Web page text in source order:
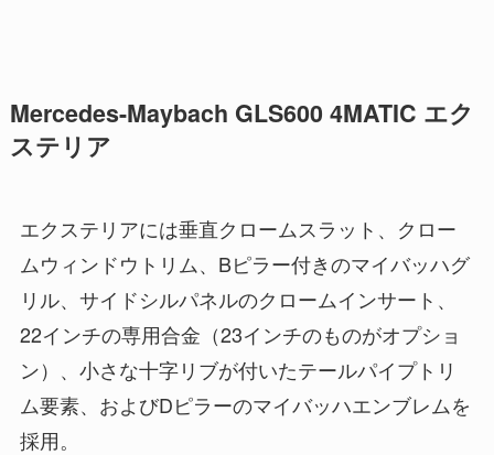
Mercedes-Maybach GLS600 4MATIC エク
ステリア
エクステリアには垂直クロームスラット、クロー
ムウィンドウトリム、Bピラー付きのマイバッハグ
リル、サイドシルパネルのクロームインサート、
22インチの専用合金（23インチのものがオプショ
ン）、小さな十字リブが付いたテールパイプトリ
ム要素、およびDピラーのマイバッハエンブレムを
採用。